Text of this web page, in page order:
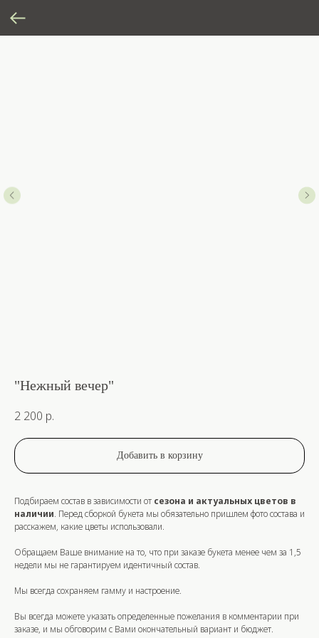
"Нежный вечер"
2 200 р.
Добавить в корзину
Подбираем состав в зависимости от сезона и актуальных цветов в
наличии. Перед сборкой букета мы обязательно пришлем фото состава и
расскажем, какие цветы использовали.
Обращаем Ваше внимание на то, что при заказе букета менее чем за 1,5
недели мы не гарантируем идентичный состав.
Мы всегда сохраняем гамму и настроение.
Вы всегда можете указать определенные пожелания в комментарии при
заказе, и мы обговорим с Вами окончательный вариант и бюджет.